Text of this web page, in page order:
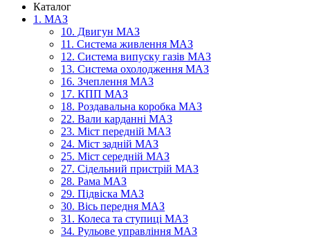
Каталог
1. МАЗ
10. Двигун МАЗ
11. Система живлення МАЗ
12. Система випуску газів МАЗ
13. Система охолодження МАЗ
16. Зчеплення МАЗ
17. КПП МАЗ
18. Роздавальна коробка МАЗ
22. Вали карданні МАЗ
23. Міст передній МАЗ
24. Міст задній МАЗ
25. Міст середній МАЗ
27. Сідельний пристрій МАЗ
28. Рама МАЗ
29. Підвіска МАЗ
30. Вісь передня МАЗ
31. Колеса та ступиці МАЗ
34. Рульове управління МАЗ